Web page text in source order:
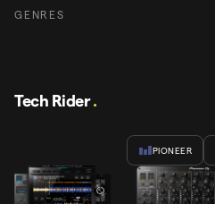
GENRES
Tech Rider.
PIONEER